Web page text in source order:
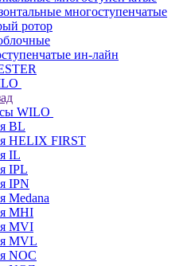
многоступенчатые
ротор
ин-лайн
WILO
BL
HELIX FIRST
IL
IPL
IPN
Medana
MHI
MVI
MVL
NOC